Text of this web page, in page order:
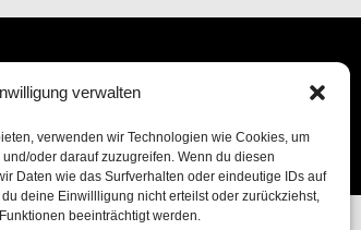
verwalten
verwenden wir Technologien wie Cookies, um
oder darauf zuzugreifen. Wenn du diesen
Daten wie das Surfverhalten oder eindeutige IDs auf
deine Einwillligung nicht erteilst oder zurückziehst,
beeinträchtigt werden.